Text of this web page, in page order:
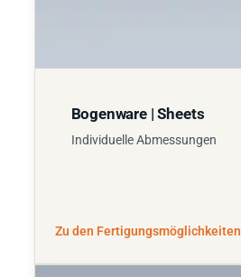
Bogenware | Sheets
Individuelle Abmessungen
Zu den Fertigungsmöglichkeiten